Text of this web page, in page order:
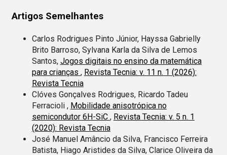
Artigos Semelhantes
Carlos Rodrigues Pinto Júnior, Hayssa Gabrielly
Brito Barroso, Sylvana Karla da Silva de Lemos
Santos, Jogos digitais no ensino da matemática
para crianças , Revista Tecnia: v. 11 n. 1 (2026):
Revista Tecnia
Clóves Gonçalves Rodrigues, Ricardo Tadeu
Ferracioli , Mobilidade anisotrópica no
semicondutor 6H-SiC , Revista Tecnia: v. 5 n. 1
(2020): Revista Tecnia
José Manuel Amâncio da Silva, Francisco Ferreira
Batista, Hiago Aristides da Silva, Clarice Oliveira da